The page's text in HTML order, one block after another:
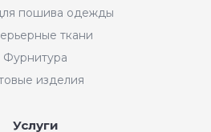
пошива одежды
ткани
Фурнитура
изделия
Услуги